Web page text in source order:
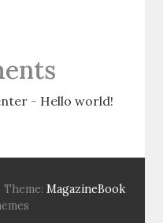
- Hello world!
Theme: MagazineBook